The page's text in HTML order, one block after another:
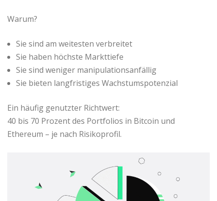
Warum?
Sie sind am weitesten verbreitet
Sie haben höchste Markttiefe
Sie sind weniger manipulationsanfällig
Sie bieten langfristiges Wachstumspotenzial
Ein häufig genutzter Richtwert:
40 bis 70 Prozent des Portfolios in Bitcoin und
Ethereum – je nach Risikoprofil.